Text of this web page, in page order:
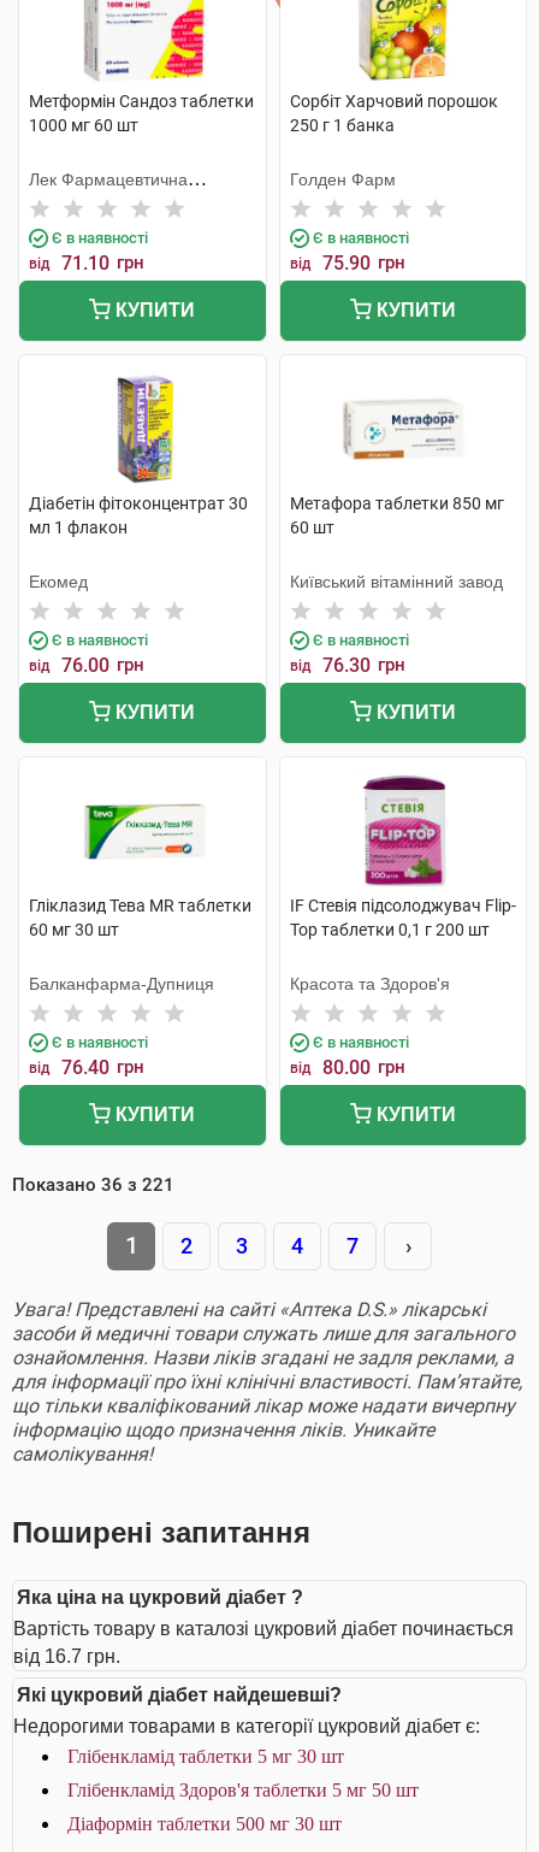
Метформін Сандоз таблетки
1000 мг 60 шт
Лек Фармацевтична
компанія
Є в наявності
від 71.10 грн
КУПИТИ
Сорбіт Харчовий порошок
250 г 1 банка
Голден Фарм
Є в наявності
від 75.90 грн
КУПИТИ
Діабетін фітоконцентрат 30
мл 1 флакон
Екомед
Є в наявності
від 76.00 грн
КУПИТИ
Метафора таблетки 850 мг
60 шт
Київський вітамінний завод
Є в наявності
від 76.30 грн
КУПИТИ
Гліклазид Тева MR таблетки
60 мг 30 шт
Балканфарма-Дупниця
Є в наявності
від 76.40 грн
КУПИТИ
IF Стевія підсолоджувач Flip-
Top таблетки 0,1 г 200 шт
Красота та Здоров'я
Є в наявності
від 80.00 грн
КУПИТИ
Показано 36 з 221
1 2 3 4 7 ›
Увага! Представлені на сайті «Аптека D.S.» лікарські
засоби й медичні товари служать лише для загального
ознайомлення. Назви ліків згадані не задля реклами, а
для інформації про їхні клінічні властивості. Пам’ятайте,
що тільки кваліфікований лікар може надати вичерпну
інформацію щодо призначення ліків. Уникайте
самолікування!
Поширені запитання
Яка ціна на цукровий діабет ?
Вартість товару в каталозі цукровий діабет починається
від 16.7 грн.
Які цукровий діабет найдешевші?
Недорогими товарами в категорії цукровий діабет є:
Глібенкламід таблетки 5 мг 30 шт
Глібенкламід Здоров'я таблетки 5 мг 50 шт
Діаформін таблетки 500 мг 30 шт